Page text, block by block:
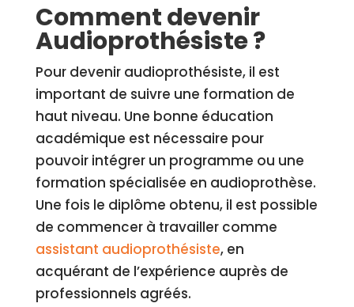
Comment devenir
Audioprothésiste ?
Pour devenir audioprothésiste, il est
important de suivre une formation de
haut niveau. Une bonne éducation
académique est nécessaire pour
pouvoir intégrer un programme ou une
formation spécialisée en audioprothèse.
Une fois le diplôme obtenu, il est possible
de commencer à travailler comme
assistant audioprothésiste, en
acquérant de l’expérience auprès de
professionnels agréés.